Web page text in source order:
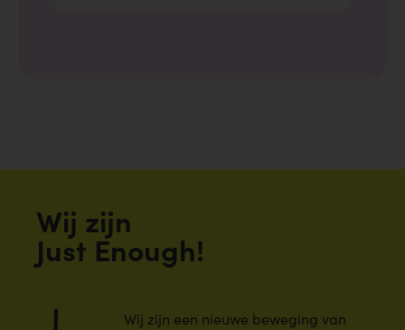
Wij zijn
Just Enough!
Wij zijn een nieuwe beweging van